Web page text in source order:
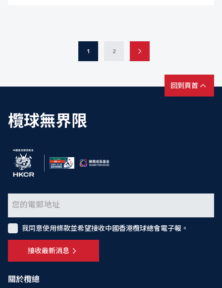
1 2
回到頁首
欖球無界限
關於欖總
接收最新消息
我同意使用條款並希望接收中國香港欖球總會電子報。